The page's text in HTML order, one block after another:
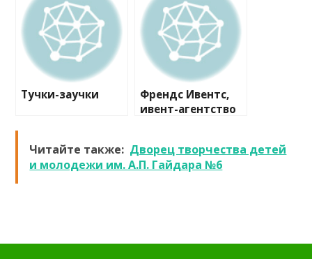
Тучки-заучки
Френдс Ивентс,
ивент-агентство
Читайте также: Дворец творчества детей
и молодежи им. А.П. Гайдара №6